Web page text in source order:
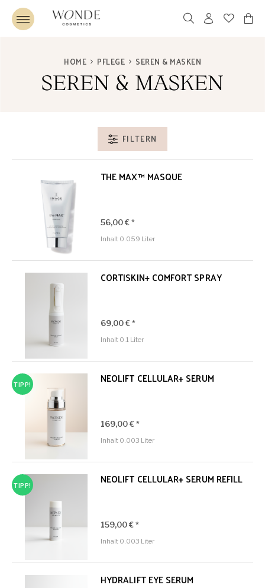
HOME PFLEGE SEREN & MASKEN
SEREN & MASKEN
FILTERN
THE MAX™ MASQUE
56,00 € *
Inhalt 0.059 Liter
CORTISKIN+ COMFORT SPRAY
69,00 € *
Inhalt 0.1 Liter
TIPP! NEOLIFT CELLULAR+ SERUM
169,00 € *
Inhalt 0.003 Liter
TIPP! NEOLIFT CELLULAR+ SERUM REFILL
159,00 € *
Inhalt 0.003 Liter
HYDRALIFT EYE SERUM